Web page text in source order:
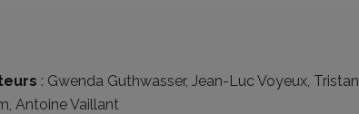
: Gwenda Guthwasser, Jean-Luc Voyeux, Tristan
, Antoine Vaillant